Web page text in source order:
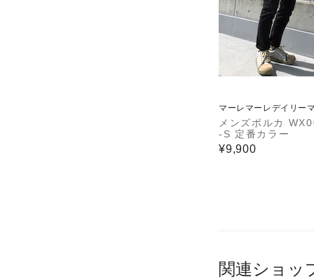
マーレマーレデイリー
ト
メンズポルカ
-S 定番カラー
¥9,900
関連ショッ